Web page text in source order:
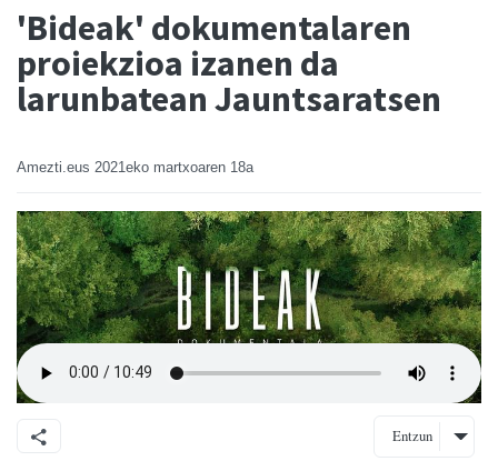
'Bideak' dokumentalaren
proiekzioa izanen da
larunbatean Jauntsaratsen
Amezti.eus 2021eko martxoaren 18a
Entzun